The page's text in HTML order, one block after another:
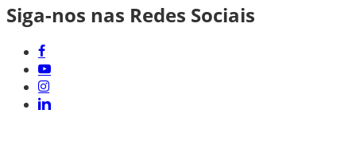
Siga-nos nas Redes Sociais